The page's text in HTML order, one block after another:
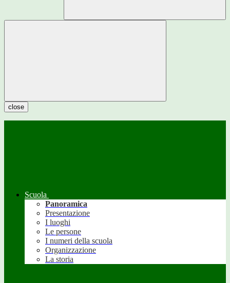
close
Scuola
Panoramica
Presentazione
I luoghi
Le persone
I numeri della scuola
Organizzazione
La storia